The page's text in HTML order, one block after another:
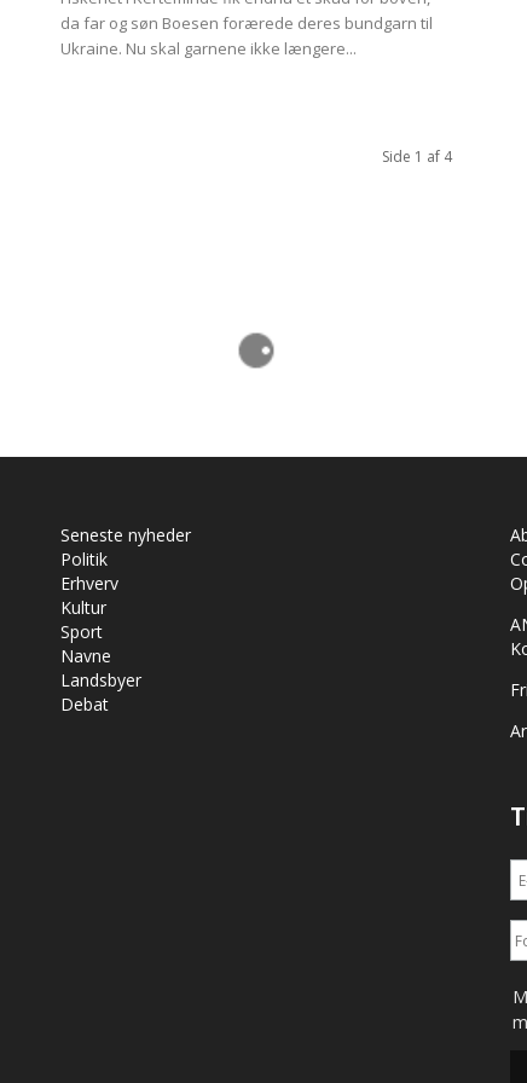
da far og søn Boesen forærede deres bundgarn til
Ukraine. Nu skal garnene ikke længere...
Side 1 af 4
Seneste nyheder
Politik
Erhverv
Kultur
Sport
Navne
Landsbyer
Debat